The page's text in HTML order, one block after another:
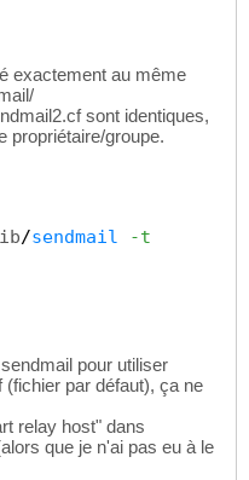
exactement au même
sont identiques,
propriétaire/groupe.
/sendmail -t
pour utiliser
par défaut), ça ne
relay host" dans
que je n'ai pas eu à le